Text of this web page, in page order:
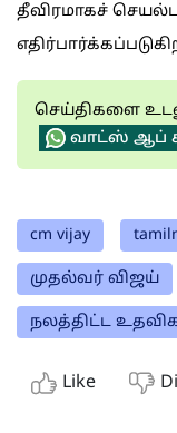
தீவிரமாகச்
செய்திகளை
வாட்ஸ் ஆப்
cm vijay
முதல்வர் விஜய்
நலத்திட்ட
Like